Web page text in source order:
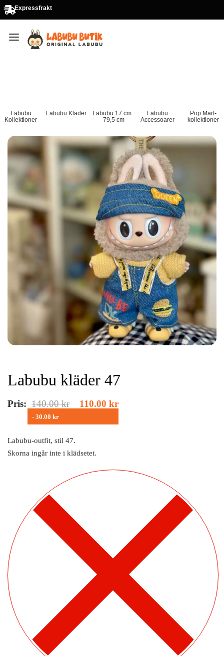
Expressfrakt
Labubu
Kollektioner
Labubu Kläder
Labubu 17 cm
- 79,5 cm
Labubu
Accessoarer
Pop Mart-
kollektioner
Labubu kläder 47
Pris: 140.00kr 110.00 kr
- 30.00 kr
Labubu-outfit, stil 47.
Skorna ingår inte i klädsetet.